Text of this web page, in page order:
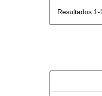
Resultados 1-